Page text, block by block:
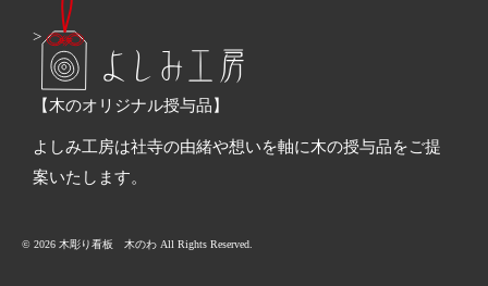
>
【木のオリジナル授与品】
よしみ工房は社寺の由緒や想いを軸に木の授与品をご提
案いたします。
© 2026 木彫り看板 木のわ All Rights Reserved.